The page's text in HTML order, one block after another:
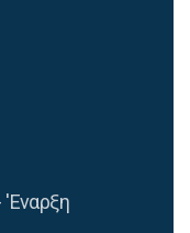
'Εναρξη